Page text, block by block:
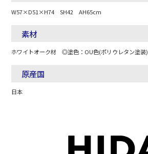
W57×D51×H74 SH42 AH65cm
素材
ホワイトオーク材 ◎塗色：OU色(ポリウレタン塗装)
原産国
日本